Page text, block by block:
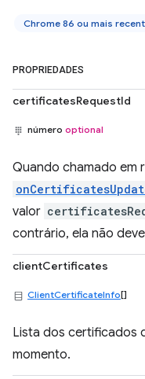
Chrome 86 ou mais
PROPRIEDADES
certificatesRequestId
número optional
Quando chamado em
valor
contrário, ela não
clientCertificates
ClientCertificateInfo[]
Lista dos certificados
momento.